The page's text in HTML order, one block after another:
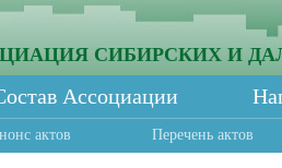
СИБИРСКИХ И
Ассоциации
актов Перечень актов